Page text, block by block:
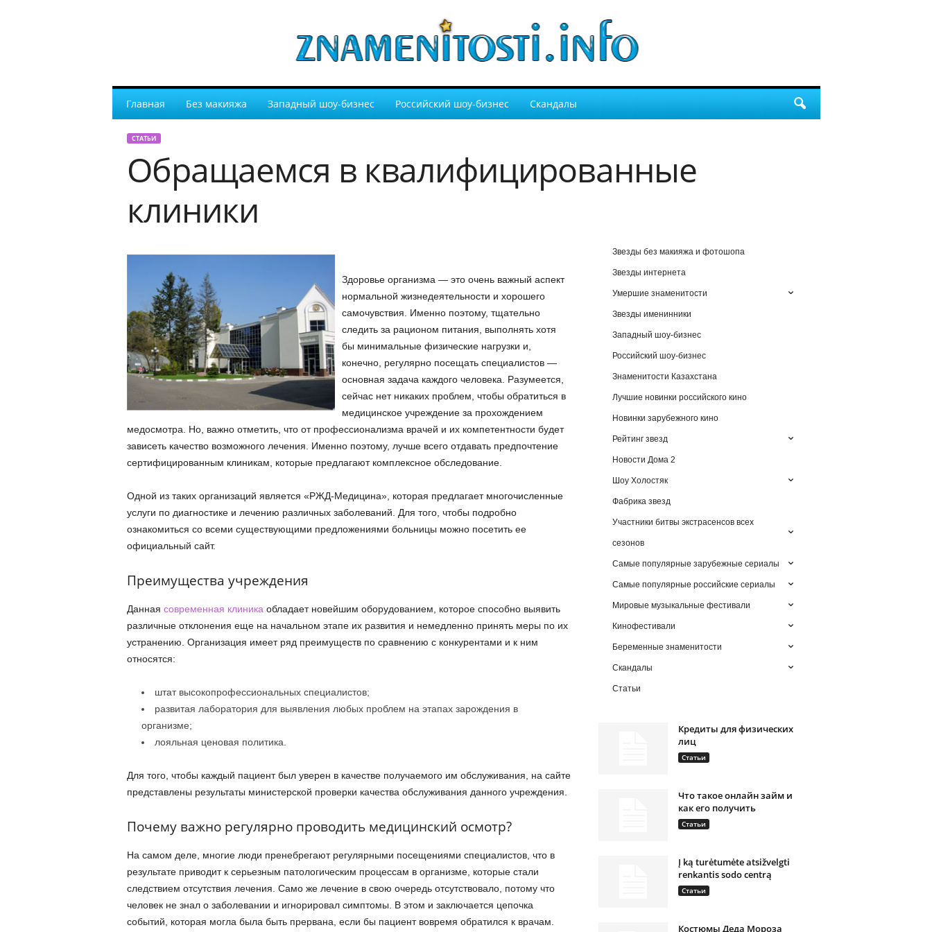
Главная Без макияжа Западный шоу-бизнес Российский шоу-бизнес Скандалы
СТАТЬИ
Обращаемся в квалифицированные
клиники
Здоровье организма — это очень важный аспект
нормальной жизнедеятельности и хорошего
самочувствия. Именно поэтому, тщательно
следить за рационом питания, выполнять хотя
бы минимальные физические нагрузки и,
конечно, регулярно посещать специалистов —
основная задача каждого человека. Разумеется,
сейчас нет никаких проблем, чтобы обратиться в
медицинское учреждение за прохождением
медосмотра. Но, важно отметить, что от профессионализма врачей и их компетентности будет
зависеть качество возможного лечения. Именно поэтому, лучше всего отдавать предпочтение
сертифицированным клиникам, которые предлагают комплексное обследование.
Одной из таких организаций является «РЖД-Медицина», которая предлагает многочисленные
услуги по диагностике и лечению различных заболеваний. Для того, чтобы подробно
ознакомиться со всеми существующими предложениями больницы можно посетить ее
официальный сайт.
Преимущества учреждения
Данная современная клиника обладает новейшим оборудованием, которое способно выявить
различные отклонения еще на начальном этапе их развития и немедленно принять меры по их
устранению. Организация имеет ряд преимуществ по сравнению с конкурентами и к ним
относятся:
штат высокопрофессиональных специалистов;
развитая лаборатория для выявления любых проблем на этапах зарождения в
организме;
лояльная ценовая политика.
Для того, чтобы каждый пациент был уверен в качестве получаемого им обслуживания, на сайте
представлены результаты министерской проверки качества обслуживания данного учреждения.
Почему важно регулярно проводить медицинский осмотр?
На самом деле, многие люди пренебрегают регулярными посещениями специалистов, что в
результате приводит к серьезным патологическим процессам в организме, которые стали
следствием отсутствия лечения. Само же лечение в свою очередь отсутствовало, потому что
человек не знал о заболевании и игнорировал симптомы. В этом и заключается цепочка
событий, которая могла была быть прервана, если бы пациент вовремя обратился к врачам.
Звезды без макияжа и фотошопа
Звезды интернета
Умершие знаменитости
Звезды именинники
Западный шоу-бизнес
Российский шоу-бизнес
Знаменитости Казахстана
Лучшие новинки российского кино
Новинки зарубежного кино
Рейтинг звезд
Новости Дома 2
Шоу Холостяк
Фабрика звезд
Участники битвы экстрасенсов всех
сезонов
Самые популярные зарубежные сериалы
Самые популярные российские сериалы
Мировые музыкальные фестивали
Кинофестивали
Беременные знаменитости
Скандалы
Статьи
Кредиты для физических
лиц
Статьи
Что такое онлайн займ и
как его получить
Статьи
Į ką turėtumėte atsižvelgti
renkantis sodo centrą
Статьи
Костюмы Деда Мороза